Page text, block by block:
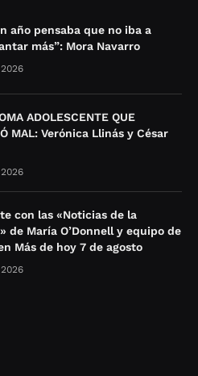
año pensaba que no iba a
más”: Mora Navarro
ADOLESCENTE QUE
MAL: Verónica Llinás y César
con las «Noticias de la
de María O’Donnell y equipo de
Más de hoy 7 de agosto